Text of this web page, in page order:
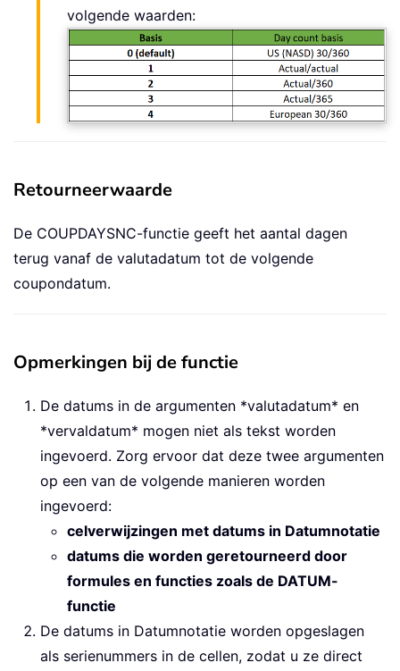
volgende waarden:
Retourneerwaarde
De COUPDAYSNC-functie geeft het aantal dagen
terug vanaf de valutadatum tot de volgende
coupondatum.
Opmerkingen bij de functie
De datums in de argumenten *valutadatum* en
*vervaldatum* mogen niet als tekst worden
ingevoerd. Zorg ervoor dat deze twee argumenten
op een van de volgende manieren worden
ingevoerd:
celverwijzingen met datums in Datumnotatie
datums die worden geretourneerd door
formules en functies zoals de DATUM-
functie
De datums in Datumnotatie worden opgeslagen
als serienummers in de cellen, zodat u ze direct